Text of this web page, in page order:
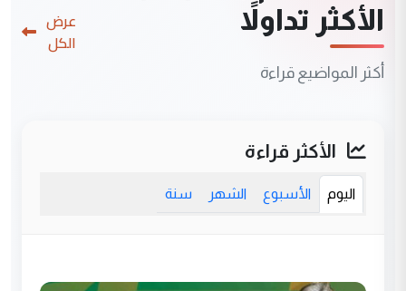
الأكثر تداولاً
أكثر المواضيع قراءة
عرض
الكل
الأكثر قراءة
اليوم الأسبوع الشهر سنة